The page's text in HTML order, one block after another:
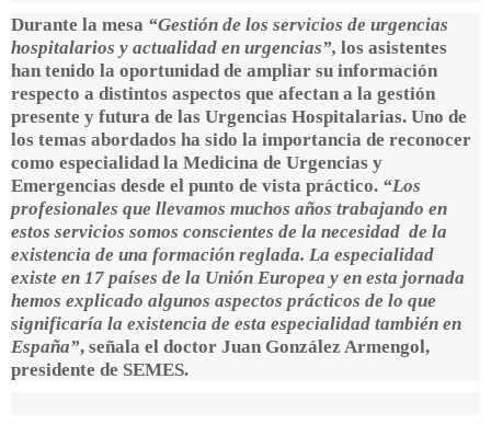
Durante la mesa “Gestión de los servicios de urgencias
hospitalarios y actualidad en urgencias”, los asistentes
han tenido la oportunidad de ampliar su información
respecto a distintos aspectos que afectan a la gestión
presente y futura de las Urgencias Hospitalarias. Uno de
los temas abordados ha sido la importancia de reconocer
como especialidad la Medicina de Urgencias y
Emergencias desde el punto de vista práctico. “Los
profesionales que llevamos muchos años trabajando en
estos servicios somos conscientes de la necesidad de la
existencia de una formación reglada. La especialidad
existe en 17 países de la Unión Europea y en esta jornada
hemos explicado algunos aspectos prácticos de lo que
significaría la existencia de esta especialidad también en
España”, señala el doctor Juan González Armengol,
presidente de SEMES.